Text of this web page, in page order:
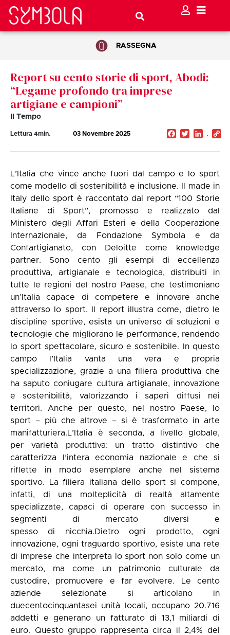
RASSEGNA
Report su cento storie di sport, Abodi:
“Legame profondo tra imprese
artigiane e campioni”
Il Tempo
Lettura 4min. 03 Novembre 2025 Facebook
Twitter
L’Italia che vince anche fuori dal campo e lo sport
come modello di sostenibilità e inclusione. Il made in
Italy dello sport è raccontato dal report “100 Storie
Italiane di Sport”, promosso e realizzato dal
Ministero degli Affari Esteri e della Cooperazione
Internazionale, da Fondazione Symbola e da
Confartigianato, con Deloitte come knowledge
partner. Sono cento gli esempi di eccellenza
produttiva, artigianale e tecnologica, distribuiti in
tutte le regioni del nostro Paese, che testimoniano
un’Italia capace di competere e innovare anche
attraverso lo sport. Il report illustra come, dietro le
discipline sportive, esista un universo di soluzioni e
tecnologie che migliorano le performance, rendendo
lo sport spettacolare, sicuro e sostenibile. In questo
campo l’Italia vanta una vera e propria
specializzazione, grazie a una filiera produttiva che
ha saputo coniugare cultura artigianale, innovazione
e sostenibilità, valorizzando i saperi diffusi nei
territori. Anche per questo, nel nostro Paese, lo
sport – più che altrove – si è trasformato in arte
manifatturiera.L’Italia è seconda, a livello globale,
per varietà produttiva: un tratto distintivo che
caratterizza l’intera economia nazionale e che si
riflette in modo esemplare anche nel sistema
sportivo. La filiera italiana dello sport si compone,
infatti, di una molteplicità di realtà altamente
specializzate, capaci di operare con successo in
segmenti di mercato diversi e
spesso di nicchia.Dietro ogni prodotto, ogni
innovazione, ogni traguardo sportivo, esiste una rete
di imprese che interpreta lo sport non solo come un
mercato, ma come un patrimonio culturale da
custodire, promuovere e far evolvere. Le cento
aziende selezionate si articolano in
duecentocinquantasei unità locali, occupano 20.716
addetti e generano un fatturato di 13,1 miliardi di
euro. Questo gruppo rappresenta circa il 2,4% del